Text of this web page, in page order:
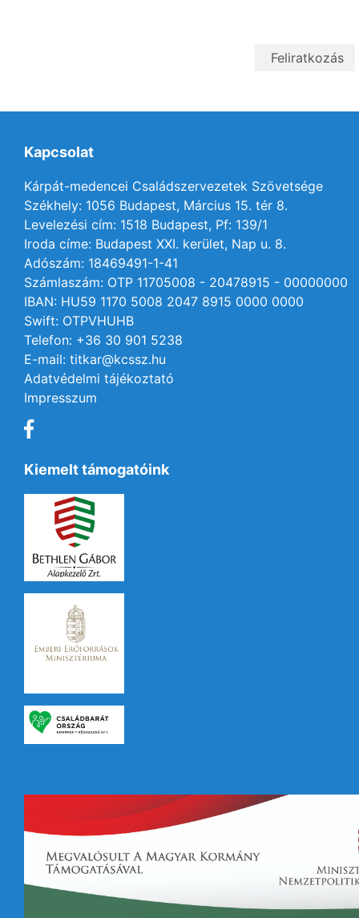
Kapcsolat
Kárpát-medencei Családszervezetek Szövetsége
Székhely: 1056 Budapest, Március 15. tér 8.
Levelezési cím: 1518 Budapest, Pf: 139/1
Iroda címe: Budapest XXI. kerület, Nap u. 8.
Adószám: 18469491-1-41
Számlaszám: OTP 11705008 - 20478915 - 00000000
IBAN: HU59 1170 5008 2047 8915 0000 0000
Swift: OTPVHUHB
Telefon: +36 30 901 5238
E-mail: titkar@kcssz.hu
Adatvédelmi tájékoztató
Impresszum
Kiemelt támogatóink